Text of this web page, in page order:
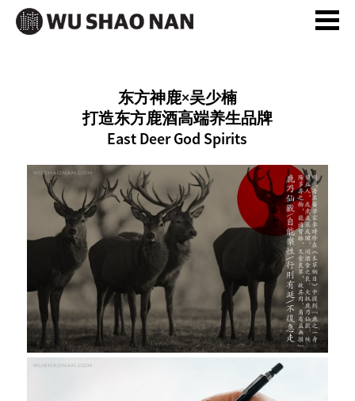
作品
BRAND·品
WINE·酒类
FOOD·食品
东方神鹿×吴少楠
打造东方鹿酒高端养生品牌
East Deer God Spirits